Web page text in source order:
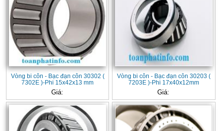
Vòng bi côn - Bạc đạn côn 30302 (
7302E )-Phi 15x42x13 mm
Giá:
Vòng bi côn - Bạc đạn côn 30203 (
7203E )-Phi 17x40x12mm
Giá: